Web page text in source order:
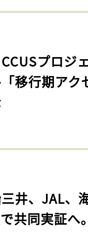
プロジ
移行期アク
井、JAL、
共同実証へ